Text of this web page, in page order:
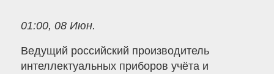
01:00, 08 Июн.
Ведущий российский производитель
интеллектуальных приборов учёта и